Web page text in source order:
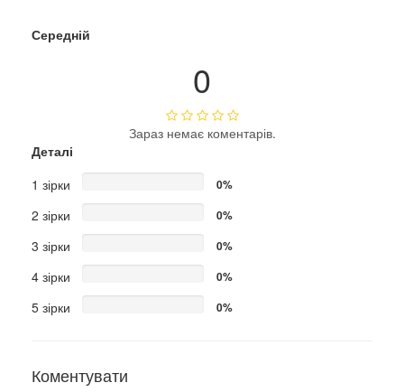
Середній
0
Зараз немає коментарів.
Деталі
1 зірки
0%
2 зірки 0%
3 зірки 0%
4 зірки 0%
5 зірки 0%
Коментувати